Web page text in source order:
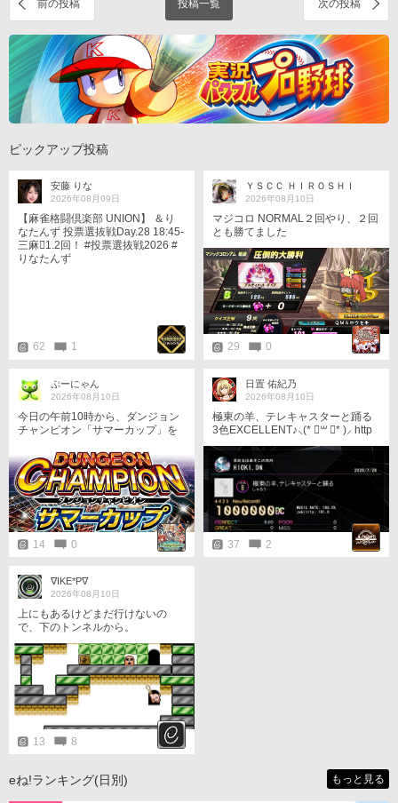
前の投稿 投稿一覧 次の投稿
ピックアップ投稿
安藤 りな
2026年08月09日
【麻雀格闘倶楽部 UNION】 ＆り
なたんず 投票選抜戦Day.28 18:45-
三麻󾆽1.2回！ #投票選抜戦2026 #
りなたんず
62 1
ＹＳＣＣ ＨＩＲＯＳＨＩ
2026年08月10日
マジコロ NORMAL２回やり、２回
とも勝てました
29 0
ぷーにゃん
2026年08月10日
今日の午前10時から、ダンジョン
チャンピオン「サマーカップ」を
す。
14 0
日置 佑紀乃
2026年08月10日
極東の羊、テレキャスターと踊る
3色EXCELLENT♪⸜(* ॑꒳ ॑* )⸝ http
wc8yRj3QYQM
37 2
∇IKE*P∇
2026年08月10日
上にもあるけどまだ行けないの
で、下のトンネルから。
13 8
eね!ランキング(日別) もっと見る